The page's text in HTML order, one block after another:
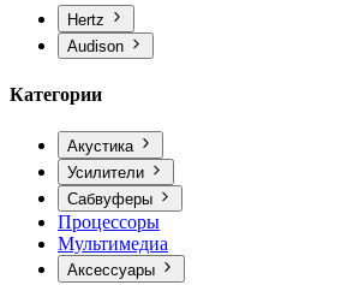
Hertz
Audison
Категории
Акустика
Усилители
Сабвуферы
Процессоры
Мультимедиа
Аксессуары